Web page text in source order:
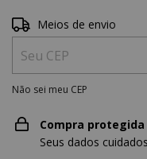
Entregas para o CEP:
Meios de envio
Não sei meu CEP
Compra protegida
Seus dados